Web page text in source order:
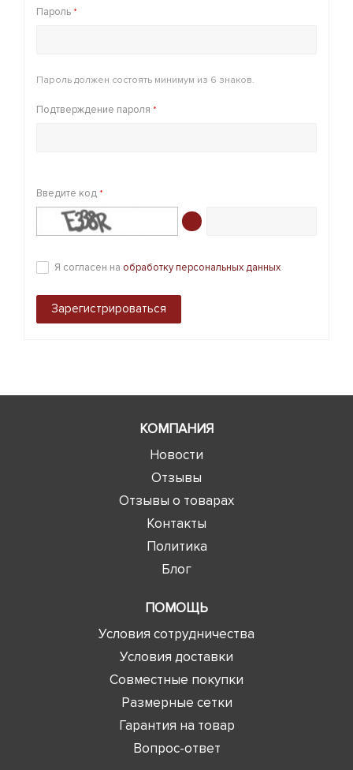
Пароль *
Пароль должен состоять минимум из 6 знаков.
Подтверждение пароля *
Введите код *
Я согласен на обработку персональных данных
Зарегистрироваться
КОМПАНИЯ
Новости
Отзывы
Отзывы о товарах
Контакты
Политика
Блог
ПОМОЩЬ
Условия сотрудничества
Условия доставки
Совместные покупки
Размерные сетки
Гарантия на товар
Вопрос-ответ